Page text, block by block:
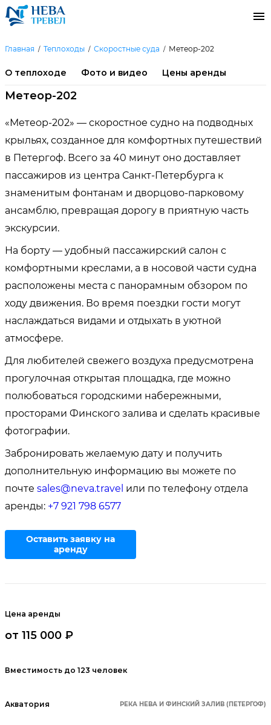
Главная Теплоходы Скоростные суда Метеор-202
О теплоходе Фото и видео Цены аренды
Метеор-202
«Метеор-202» — скоростное судно на подводных
крыльях, созданное для комфортных путешествий
в Петергоф. Всего за 40 минут оно доставляет
пассажиров из центра Санкт-Петербурга к
знаменитым фонтанам и дворцово-парковому
ансамблю, превращая дорогу в приятную часть
экскурсии.
На борту — удобный пассажирский салон с
комфортными креслами, а в носовой части судна
расположены места с панорамным обзором по
ходу движения. Во время поездки гости могут
наслаждаться видами и отдыхать в уютной
атмосфере.
Для любителей свежего воздуха предусмотрена
прогулочная открытая площадка, где можно
полюбоваться городскими набережными,
просторами Финского залива и сделать красивые
фотографии.
Забронировать желаемую дату и получить
дополнительную информацию вы можете по
почте sales@neva.travel или по телефону отдела
аренды: +7 921 798 6577
Оставить заявку на
аренду
Цена аренды
от 115 000 ₽
Вместимость до 123 человек
Акватория РЕКА НЕВА И ФИНСКИЙ ЗАЛИВ (ПЕТЕРГОФ)